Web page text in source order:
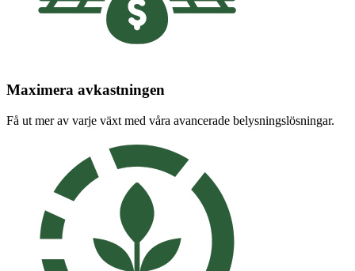
Maximera avkastningen
Få ut mer av varje växt med våra avancerade belysningslösningar.